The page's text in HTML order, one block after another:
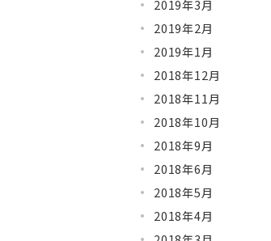
2019年3月
2019年2月
2019年1月
2018年12月
2018年11月
2018年10月
2018年9月
2018年6月
2018年5月
2018年4月